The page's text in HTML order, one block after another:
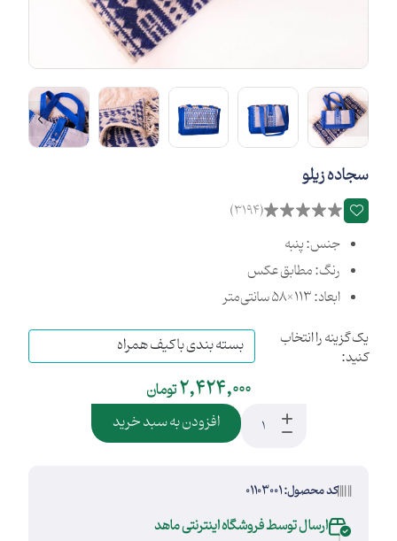
سجاده زیلو
(3194)
جنس: پنبه
رنگ: مطابق عکس
ابعاد: 113×58 سانتی‌متر
یک گزینه را انتخاب
کنید:
2,424,000تومان
افزودن به سبد خرید
کد محصول: 01103001
ارسال توسط فروشگاه اینترنتی ماهد